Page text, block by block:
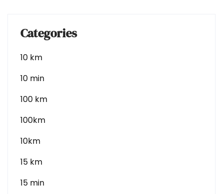
Categories
10 km
10 min
100 km
100km
10km
15 km
15 min